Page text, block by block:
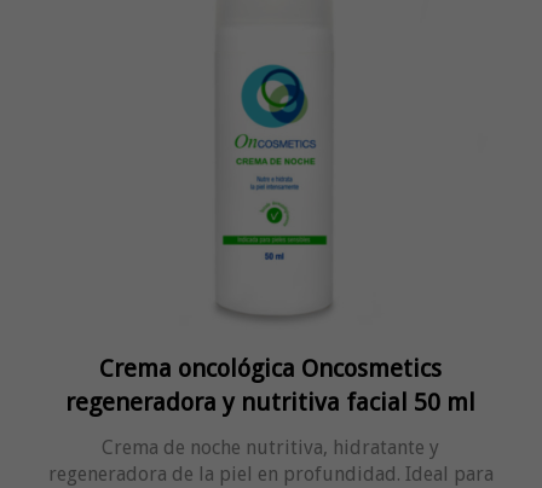
Crema oncológica Oncosmetics
regeneradora y nutritiva facial 50 ml
Crema de noche nutritiva, hidratante y
regeneradora de la piel en profundidad. Ideal para